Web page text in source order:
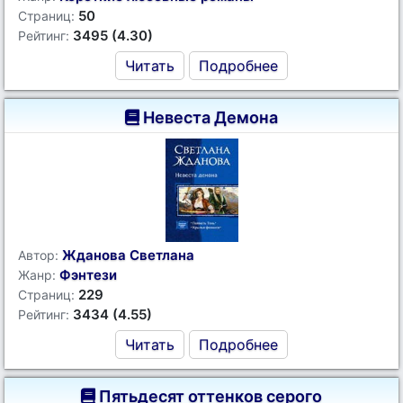
Страниц: 50
Рейтинг: 3495 (4.30)
Читать Подробнее
Невеста Демона
Автор: Жданова Светлана
Жанр: Фэнтези
Страниц: 229
Рейтинг: 3434 (4.55)
Читать Подробнее
Пятьдесят оттенков серого